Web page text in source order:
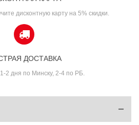
дисконтную карту на 5% скидки.
ДОСТАВКА
2 дня по Минску, 2-4 по РБ.